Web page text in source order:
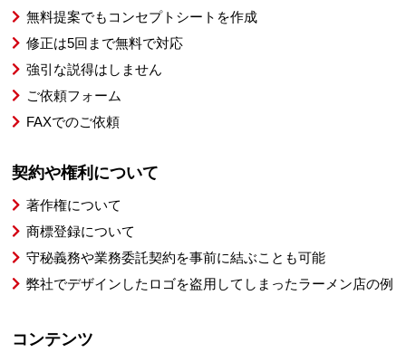
無料提案でもコンセプトシートを作成
修正は5回まで無料で対応
強引な説得はしません
ご依頼フォーム
FAXでのご依頼
契約や権利について
著作権について
商標登録について
守秘義務や業務委託契約を事前に結ぶことも可能
弊社でデザインしたロゴを盗用してしまったラーメン店の例
コンテンツ